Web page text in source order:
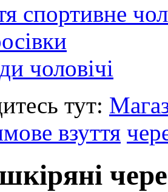
спортивне
чоловічі
тут:
взуття